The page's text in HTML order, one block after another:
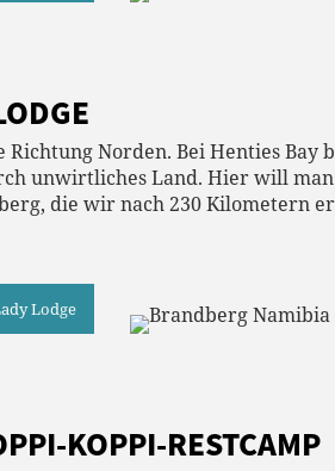
Norden. Bei Henties
unwirtliches Land. Hier will
die wir nach 230 Kilometern
Lodge
KOPPI-RESTCAMP